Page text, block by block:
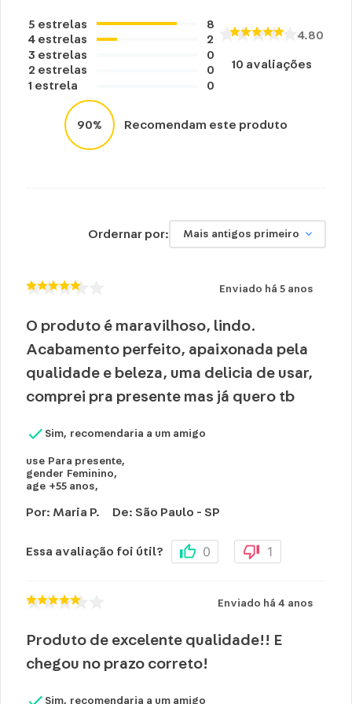
Cuidados e recomendações de uso:
Lavar a mão com água fria.
Não usar alvejante.
Secar na horizontal.
Secagem natural.
5 estrelas
4 estrelas
3 estrelas
2 estrelas
1 estrela
8
2
0
0
0
4.80
10 avaliações
90% Recomendam este produto
Ordernar por: Mais antigos primeiro
Enviado há 5 anos
O produto é maravilhoso, lindo.
Acabamento perfeito, apaixonada pela
qualidade e beleza, uma delicia de usar,
comprei pra presente mas já quero tb
Sim, recomendaria a um amigo
use Para presente,
gender Feminino,
age +55 anos,
Por: Maria P. De: São Paulo - SP
Essa avaliação foi útil? 0 1
Enviado há 4 anos
Produto de excelente qualidade!! E
chegou no prazo correto!
Sim, recomendaria a um amigo